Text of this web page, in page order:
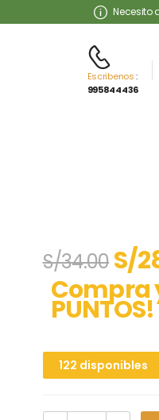
Necesito
Escribenos:
995844436
S/34.00 S/
Compra
PUNTOS!
122 disponibles